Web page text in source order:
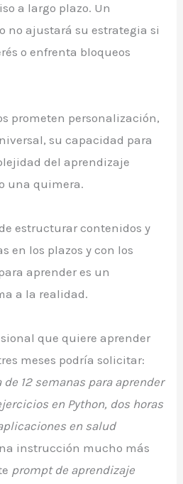
a largo plazo. Un
no ajustará su estrategia si
o enfrenta bloqueos
prometen personalización,
su capacidad para
del aprendizaje
una quimera.
estructurar contenidos y
en los plazos y con los
aprender es un
a la realidad.
que quiere aprender
meses podría solicitar:
12 semanas para aprender
en Python, dos horas
en salud
instrucción mucho más
prompt de aprendizaje